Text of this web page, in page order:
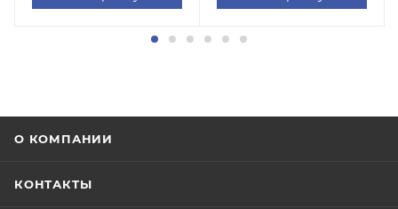
О КОМПАНИИ
КОНТАКТЫ